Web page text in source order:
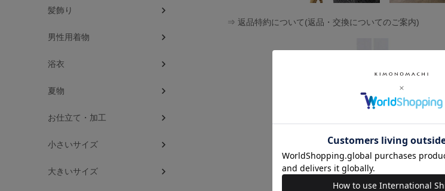
⇒ 返品特約について(返品・交換についてのご案内)
髪飾り
男性用着物
浴衣
夏物
お仕立て・加工
小さいサイズ
大きいサイズ